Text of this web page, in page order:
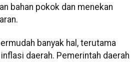
bahan pokok dan menekan
banyak hal, terutama
daerah. Pemerintah daerah